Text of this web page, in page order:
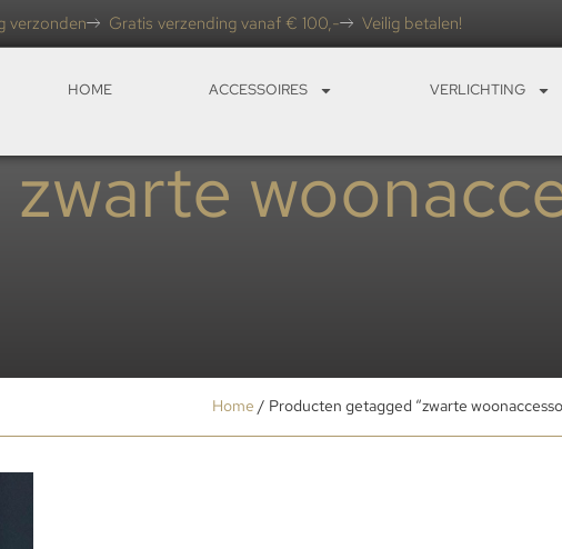
verzonden Gratis verzending vanaf € 100,- Veilig betalen!
HOME ACCESSOIRES VERLICHTING
zwarte
Home / Producten getagged “zwarte